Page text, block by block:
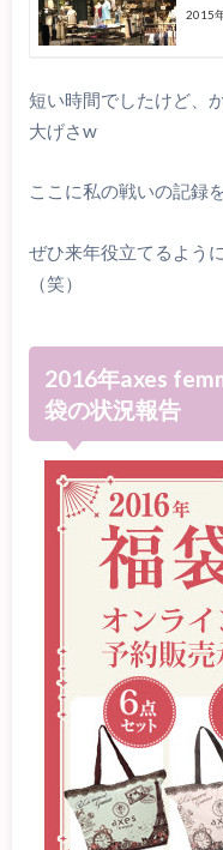
2015
短い時間でしたけど、
大げさw
ここに私の戦いの記録
ぜひ来年役立てるよう
（笑）
2016年axes
袋の状況報告